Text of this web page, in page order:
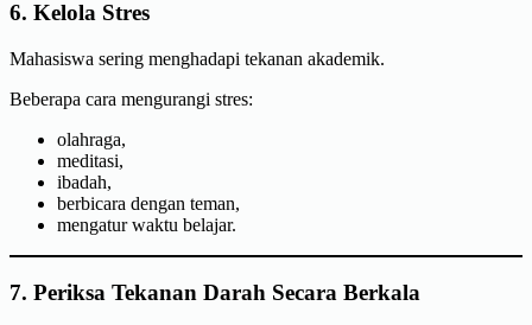
6. Kelola Stres
Mahasiswa sering menghadapi tekanan akademik.
Beberapa cara mengurangi stres:
olahraga,
meditasi,
ibadah,
berbicara dengan teman,
mengatur waktu belajar.
7. Periksa Tekanan Darah Secara Berkala